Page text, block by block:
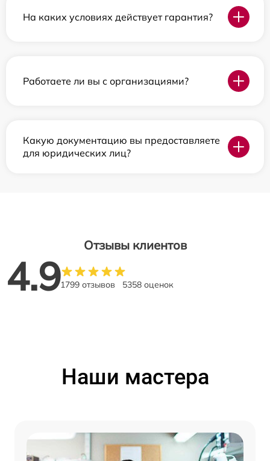
На каких условиях действует гарантия?
Работаете ли вы с организациями?
Какую документацию вы предоставляете
для юридических лиц?
Отзывы клиентов
4.91799 отзывов 5358 оценок
Наши мастера